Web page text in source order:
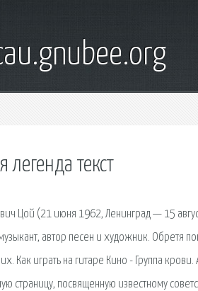
легенда текст
Цой (21 июня 1962, Ленинград — 15
автор песен и художник. Обретя
Как играть на гитаре Кино - Группа
страницу, посвященную известному